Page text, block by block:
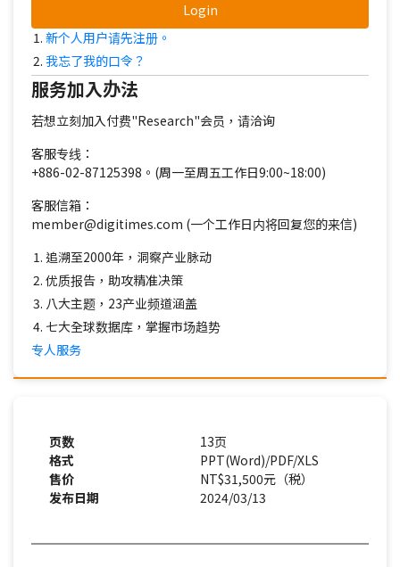
Login
新个人用户请先注册。
我忘了我的口令？
服务加入办法
若想立刻加入付费"Research"会员，请洽询
客服专线：
+886-02-87125398。(周一至周五工作日9:00~18:00)
客服信箱：
member@digitimes.com (一个工作日内将回复您的来信)
追溯至2000年，洞察产业脉动
优质报告，助攻精准决策
八大主题，23产业频道涵盖
七大全球数据库，掌握市场趋势
专人服务
页数
13页
格式
PPT(Word)/PDF/XLS
售价
NT$31,500元（税）
发布日期
2024/03/13